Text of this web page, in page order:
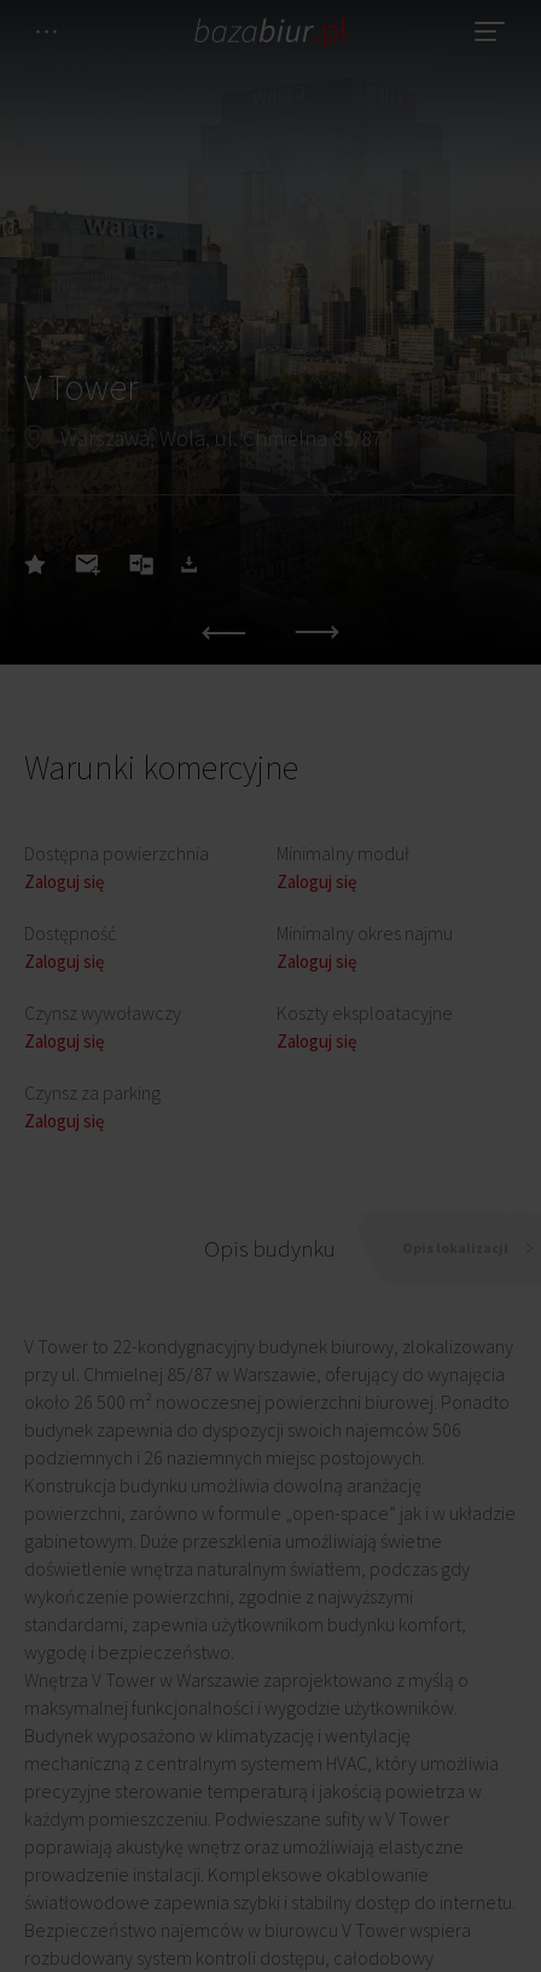
V Tower
Warszawa, Wola, ul. Chmielna 85/87
Warunki komercyjne
Dostępna powierzchnia
Zaloguj się
Dostępność
Zaloguj się
Czynsz wywoławczy
Zaloguj się
Czynsz za parking
Zaloguj się
Minimalny moduł
Zaloguj się
Minimalny okres najmu
Zaloguj się
Koszty eksploatacyjne
Zaloguj się
Opis budynku
V Tower to 22-kondygnacyjny budynek biurowy, zlokalizowany
przy ul. Chmielnej 85/87 w Warszawie, oferujący do wynajęcia
około 26 500 m² nowoczesnej powierzchni biurowej. Ponadto
budynek zapewnia do dyspozycji swoich najemców 506
podziemnych i 26 naziemnych miejsc postojowych.
Konstrukcja budynku umożliwia dowolną aranżację
powierzchni, zarówno w formule „open-space” jak i w układzie
gabinetowym. Duże przeszklenia umożliwiają świetne
doświetlenie wnętrza naturalnym światłem, podczas gdy
wykończenie powierzchni, zgodnie z najwyższymi
standardami, zapewnia użytkownikom budynku komfort,
wygodę i bezpieczeństwo.
Wnętrza V Tower w Warszawie zaprojektowano z myślą o
maksymalnej funkcjonalności i wygodzie użytkowników.
Budynek wyposażono w klimatyzację i wentylację
mechaniczną z centralnym systemem HVAC, który umożliwia
precyzyjne sterowanie temperaturą i jakością powietrza w
każdym pomieszczeniu. Podwieszane sufity w V Tower
poprawiają akustykę wnętrz oraz umożliwiają elastyczne
prowadzenie instalacji. Kompleksowe okablowanie
światłowodowe zapewnia szybki i stabilny dostęp do internetu.
Bezpieczeństwo najemców w biurowcu V Tower wspiera
rozbudowany system kontroli dostępu, całodobowy